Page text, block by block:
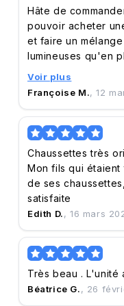
Hâte de
pouvoir acheter
et faire un
lumineuses qu'en
également
différentes
rendez vous.
un bon service de
de faire de
Voir plus
Françoise M., 12
Chaussettes très
Mon fils qui étaient
de ses chaussettes, les adorent. Je suis très
satisfaite
Edith D., 16 mars
Très beau . L'unité
Béatrice G., 26